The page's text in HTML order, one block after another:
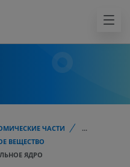
ЧАСТИ
...
ВЕЩЕСТВО
ЯДРО